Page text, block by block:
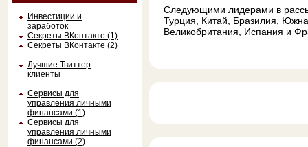
Инвестиции и
заработок
Секреты ВКонтакте (1)
Секреты ВКонтакте (2)
Лучшие Твиттер
клиенты
Сервисы для
управления личными
финансами (1)
Сервисы для
управления личными
финансами (2)
Следующими лидерами в
Турция, Китай, Бразилия,
Великобритания, Испания и